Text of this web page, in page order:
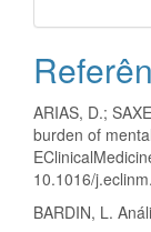
ARIAS, D.;
burden of
10.1016/
BARDIN, L.